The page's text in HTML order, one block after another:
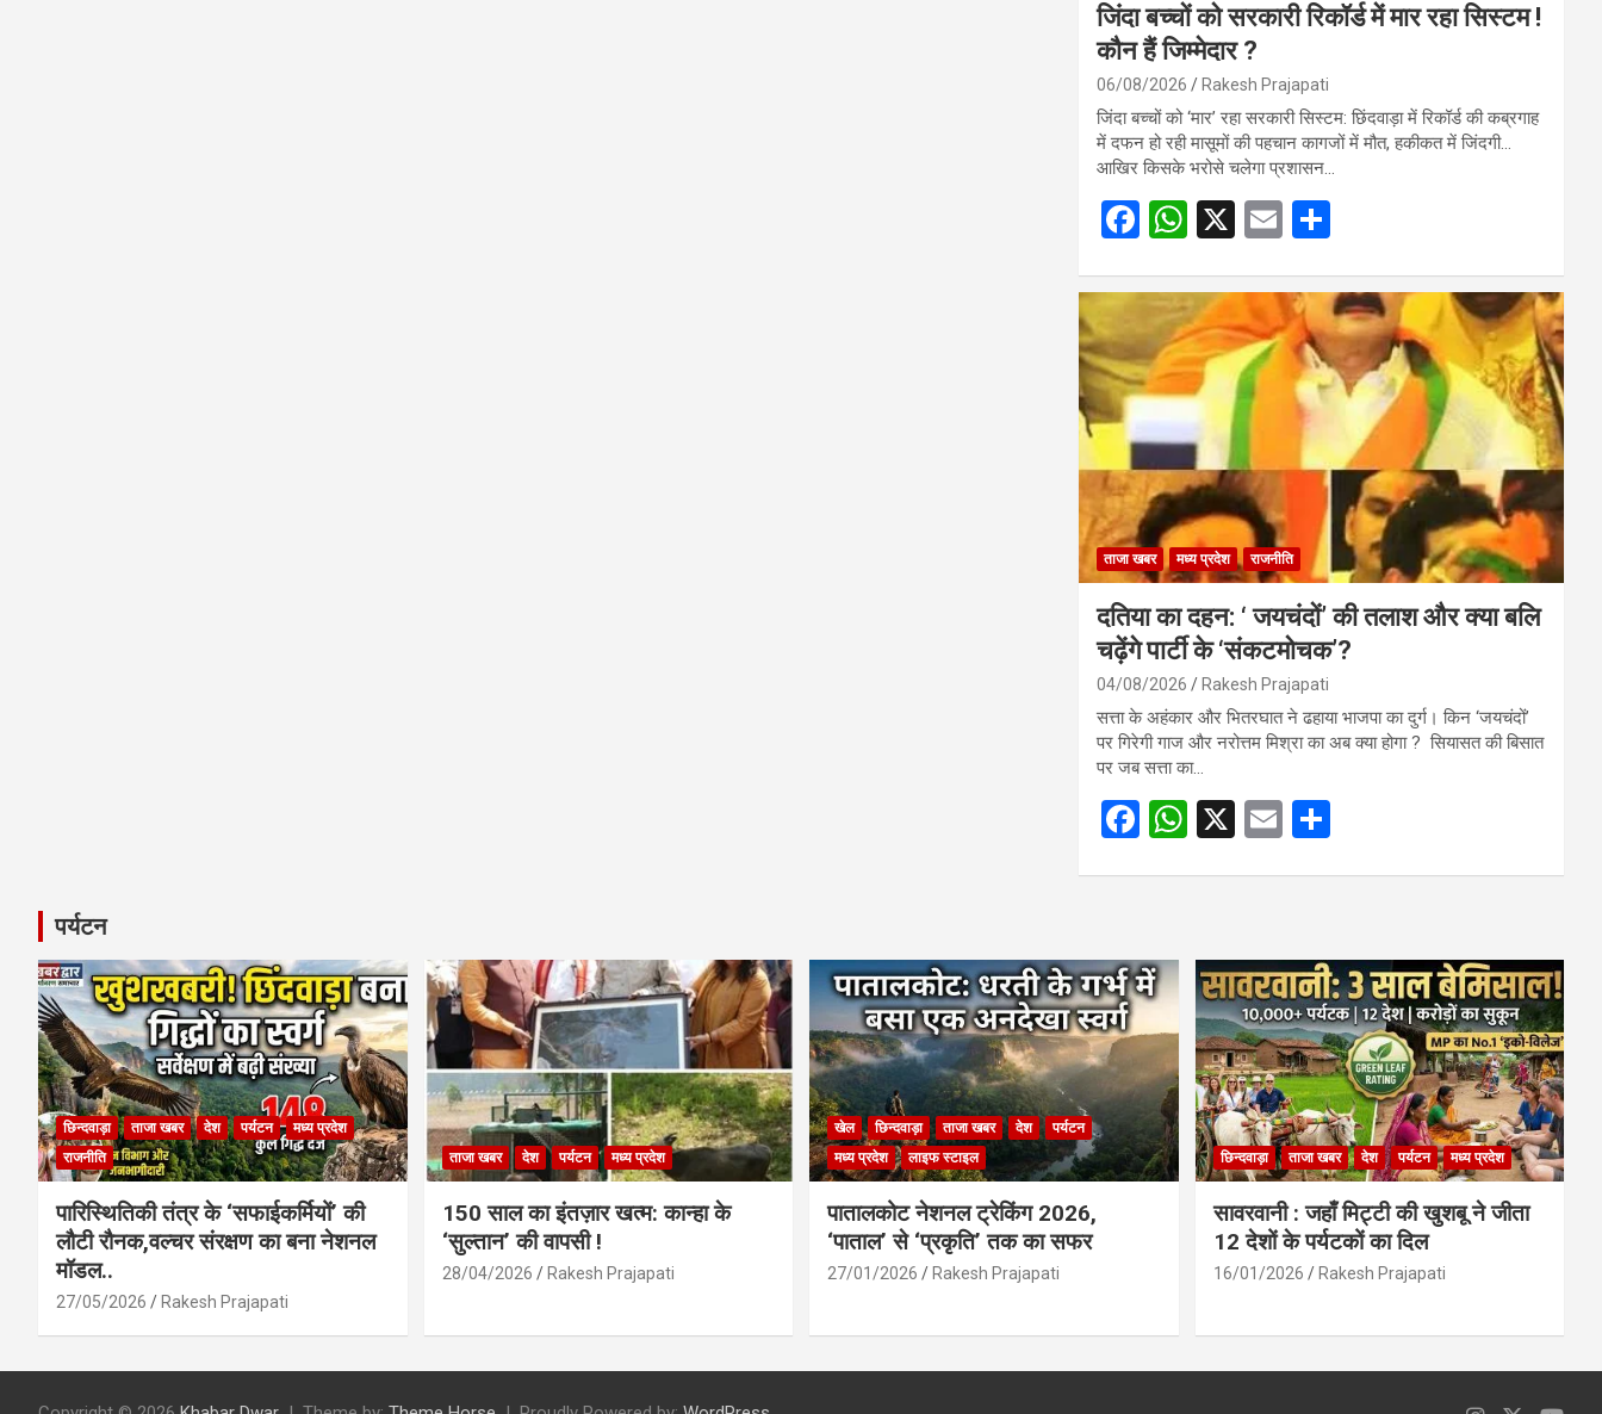
जिंदा बच्चों को सरकारी रिकॉर्ड में मार रहा सिस्टम !
कौन हैं जिम्मेदार ?
06/08/2026 Rakesh Prajapati
जिंदा बच्चों को ‘मार’ रहा सरकारी सिस्टम: छिंदवाड़ा में रिकॉर्ड की कब्रगाह
में दफन हो रही मासूमों की पहचान कागजों में मौत, हकीकत में जिंदगी…
आखिर किसके भरोसे चलेगा प्रशासन…
F
ce
b
o
o
k
W
at
s
A
p
p
X
E
ail ar
e
ताजा खबर मध्य प्रदेश राजनीति
दतिया का दहन: ‘ जयचंदों’ की तलाश और क्या बलि
चढ़ेंगे पार्टी के ‘संकटमोचक’?
04/08/2026 Rakesh Prajapati
सत्ता के अहंकार और भितरघात ने ढहाया भाजपा का दुर्ग। किन ‘जयचंदों’
पर गिरेगी गाज और नरोत्तम मिश्रा का अब क्या होगा ? सियासत की बिसात
पर जब सत्ता का…
F
o
o
k
W
A
p
p
X
E
पर्यटन
छिन्दवाड़ा ताजा खबर देश पर्यटन
मध्य प्रदेश
राजनीति
पारिस्थितिकी तंत्र के ‘सफाईकर्मियों’ की
लौटी रौनक,वल्चर संरक्षण का बना नेशनल
मॉडल..
27/05/2026 Rakesh Prajapati
ताजा खबर देश पर्यटन मध्य प्रदेश
150 साल का इंतज़ार खत्म: कान्हा के
‘सुल्तान’ की वापसी !
28/04/2026 Rakesh Prajapati
खेल छिन्दवाड़ा ताजा खबर देश
पर्यटन
मध्य प्रदेश
लाइफ स्टाइल
पातालकोट नेशनल ट्रेकिंग 2026,
‘पाताल’ से ‘प्रकृति’ तक का सफर
27/01/2026 Rakesh Prajapati
छिन्दवाड़ा ताजा खबर देश पर्यटन मध्य प्रदेश
सावरवानी : जहाँ मिट्टी की खुशबू ने जीता
12 देशों के पर्यटकों का दिल
16/01/2026 Rakesh Prajapati